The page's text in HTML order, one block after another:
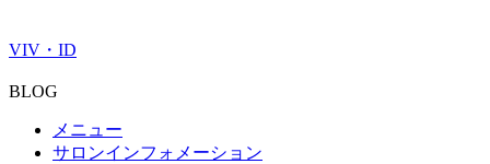
VIV・ID
BLOG
メニュー
サロンインフォメーション